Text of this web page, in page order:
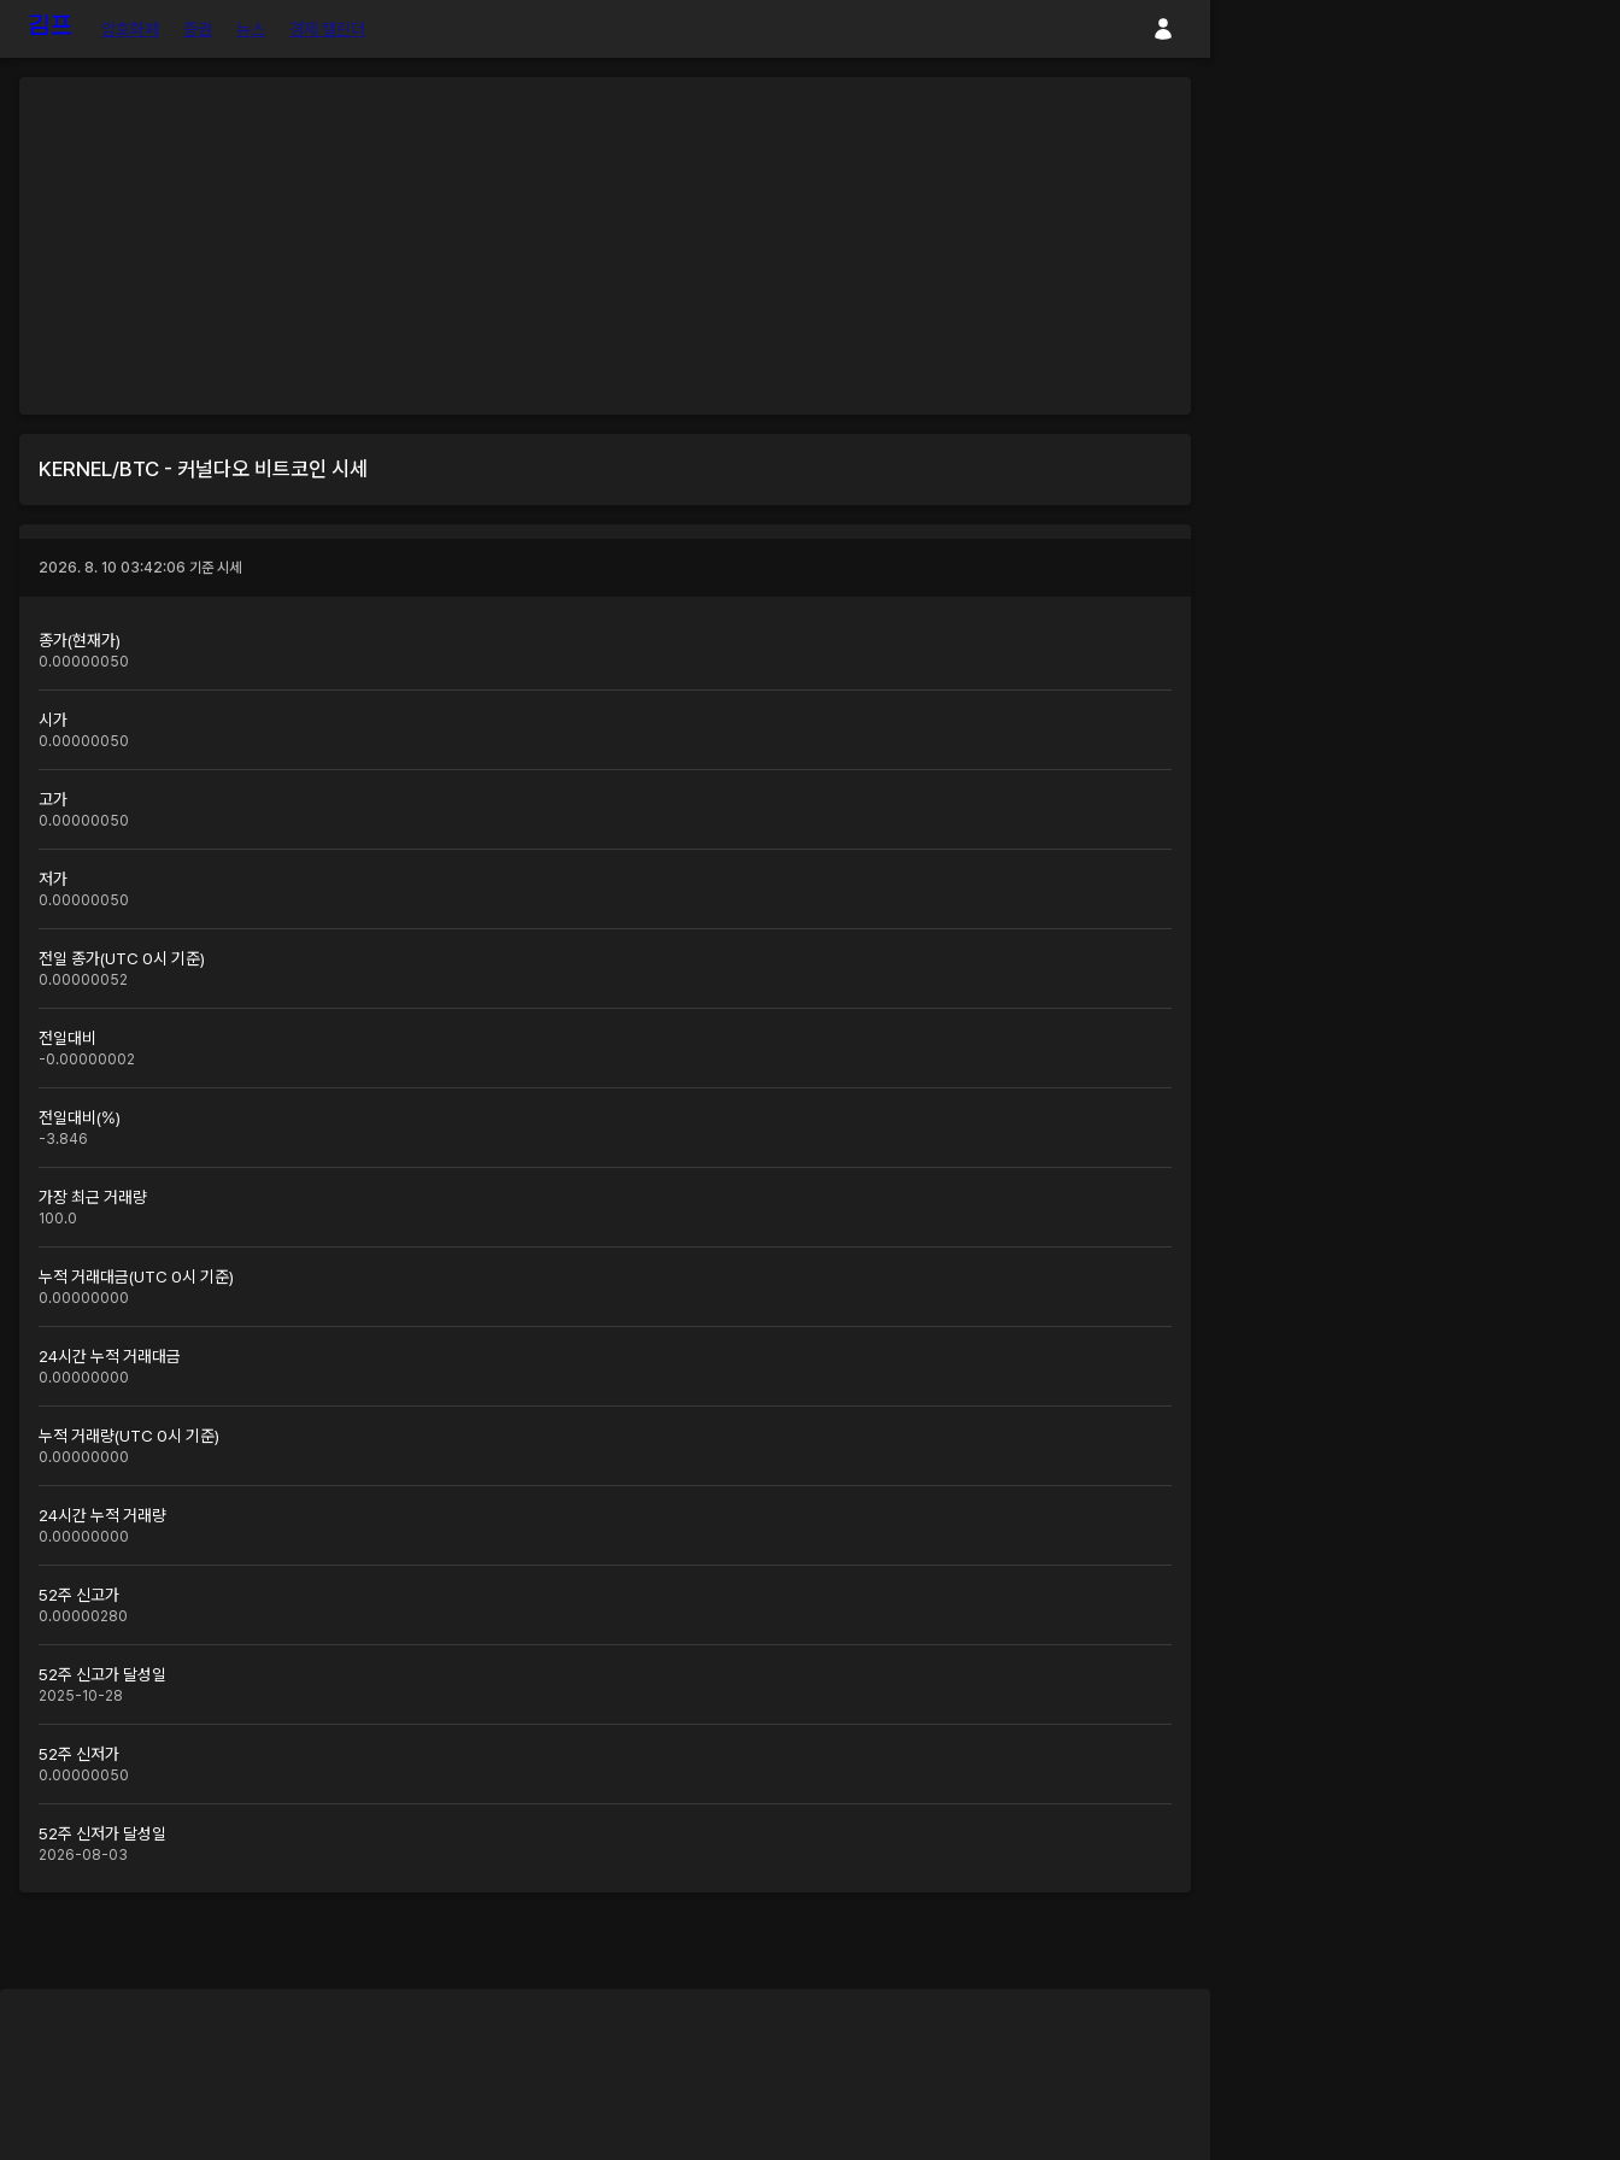
암호화폐 증권 뉴스 경제 캘린더
KERNEL/BTC - 커널다오 비트코인 시세
2026. 8. 10 03:42:06 기준 시세
종가(현재가)
0.00000050
시가
0.00000050
고가
0.00000050
저가
0.00000050
전일 종가(UTC 0시 기준)
0.00000052
전일대비
-0.00000002
전일대비(%)
-3.846
가장 최근 거래량
100.0
누적 거래대금(UTC 0시 기준)
0.00000000
24시간 누적 거래대금
0.00000000
누적 거래량(UTC 0시 기준)
0.00000000
24시간 누적 거래량
0.00000000
52주 신고가
0.00000280
52주 신고가 달성일
2025-10-28
52주 신저가
0.00000050
52주 신저가 달성일
2026-08-03